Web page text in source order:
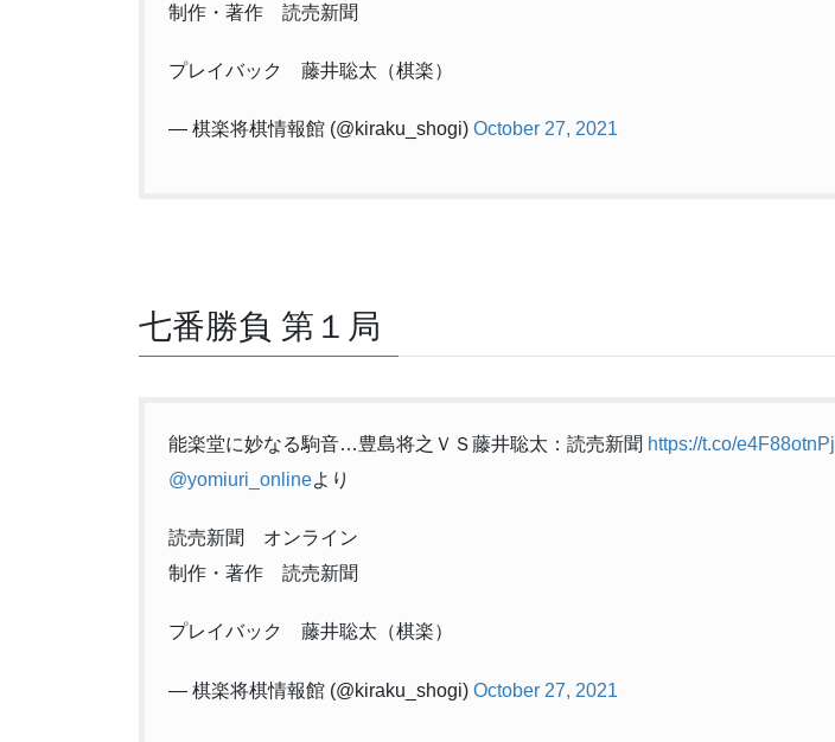
制作・著作 読売新聞
プレイバック 藤井聡太（棋楽）
— 棋楽将棋情報館 (@kiraku_shogi) October 27, 2021
七番勝負 第１局
能楽堂に妙なる駒音…豊島将之ＶＳ藤井聡太：読売新聞 https://t.co/e4F88otnPj
@yomiuri_onlineより
読売新聞 オンライン
制作・著作 読売新聞
プレイバック 藤井聡太（棋楽）
— 棋楽将棋情報館 (@kiraku_shogi) October 27, 2021